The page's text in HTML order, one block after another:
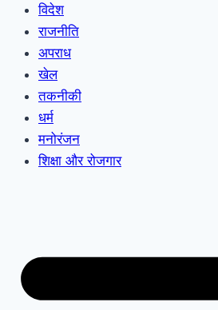
विदेश
राजनीति
अपराध
खेल
तकनीकी
धर्म
मनोरंजन
शिक्षा और रोजगार